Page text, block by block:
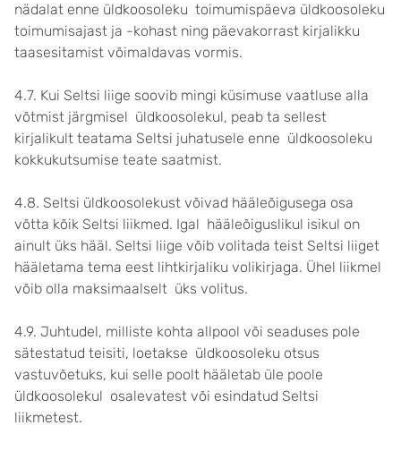
nädalat enne üldkoosoleku toimumispäeva üldkoosoleku
toimumisajast ja -kohast ning päevakorrast kirjalikku
taasesitamist võimaldavas vormis.
4.7. Kui Seltsi liige soovib mingi küsimuse vaatluse alla
võtmist järgmisel üldkoosolekul, peab ta sellest
kirjalikult teatama Seltsi juhatusele enne üldkoosoleku
kokkukutsumise teate saatmist.
4.8. Seltsi üldkoosolekust võivad hääleõigusega osa
võtta kõik Seltsi liikmed. Igal hääleõiguslikul isikul on
ainult üks hääl. Seltsi liige võib volitada teist Seltsi liiget
hääletama tema eest lihtkirjaliku volikirjaga. Ühel liikmel
võib olla maksimaalselt üks volitus.
4.9. Juhtudel, milliste kohta allpool või seaduses pole
sätestatud teisiti, loetakse üldkoosoleku otsus
vastuvõetuks, kui selle poolt hääletab üle poole
üldkoosolekul osalevatest või esindatud Seltsi
liikmetest.